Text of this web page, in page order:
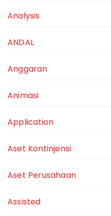
Analysis
ANDAL
Anggaran
Animasi
Application
Aset Kontinjensi
Aset Perusahaan
Assisted